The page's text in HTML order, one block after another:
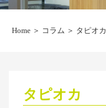
Home ＞ コラム ＞ タピオカ
タピオカ